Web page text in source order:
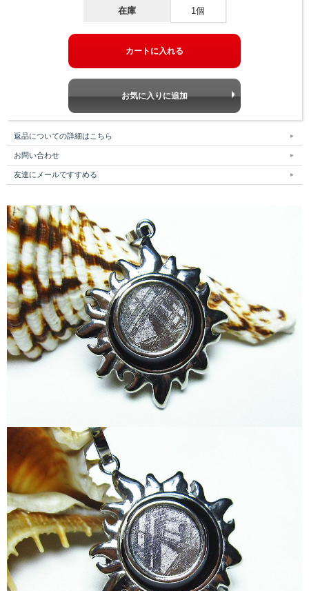
在庫 1個
返品についての詳細はこちら
お問い合わせ
友達にメールですすめる